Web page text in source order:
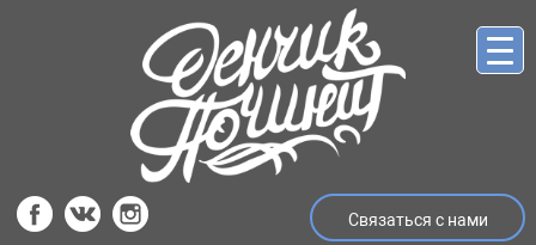
Связаться с нами